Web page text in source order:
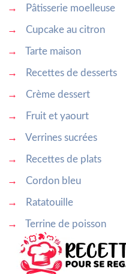
→ Pâtisserie moelleuse
→ Cupcake au citron
→ Tarte maison
→ Recettes de desserts
→ Crème dessert
→ Fruit et yaourt
→ Verrines sucrées
→ Recettes de plats
→ Cordon bleu
→ Ratatouille
→ Terrine de poisson